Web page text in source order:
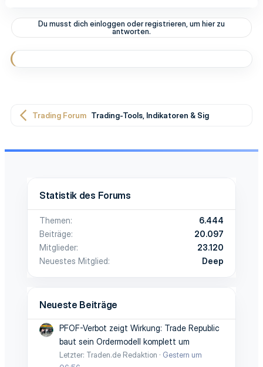
Du musst dich einloggen oder registrieren, um hier zu
antworten.
Trading Forum Trading-Tools, Indikatoren & Signale
Statistik des Forums
Themen
6.444
Beiträge
20.097
Mitglieder
23.120
Neuestes Mitglied
Deep
Neueste Beiträge
PFOF-Verbot zeigt Wirkung: Trade Republic
baut sein Ordermodell komplett um
Letzter: Traden.de Redaktion
Gestern um